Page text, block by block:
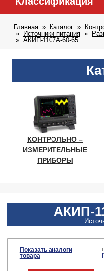
Главная Каталог
Источники питания
АКИП-1107A-60-65
КОНТРОЛЬНО –
ИЗМЕРИТЕЛЬНЫЕ
ПРИБОРЫ
АКИП-
Показать аналоги
товара